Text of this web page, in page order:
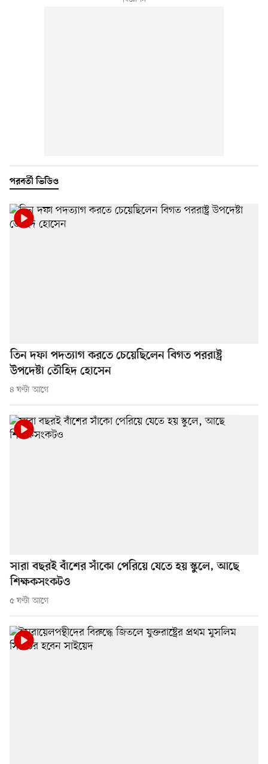
পরবর্তী ভিডিও
তিন দফা পদত্যাগ করতে চেয়েছিলেন বিগত পররাষ্ট্র
উপদেষ্টা তৌহিদ হোসেন
৪ ঘণ্টা আগে
সারা বছরই বাঁশের সাঁকো পেরিয়ে যেতে হয় স্কুলে, আছে
শিক্ষকসংকটও
৫ ঘণ্টা আগে